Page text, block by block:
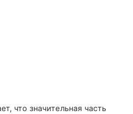
что значительная часть